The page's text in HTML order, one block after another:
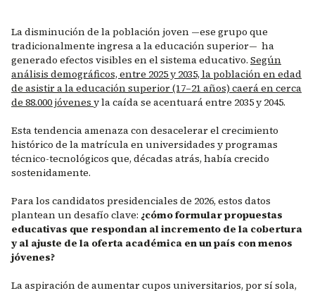
La disminución de la población joven —ese grupo que
tradicionalmente ingresa a la educación superior— ha
generado efectos visibles en el sistema educativo. Según
análisis demográficos, entre 2025 y 2035, la población en edad
de asistir a la educación superior (17–21 años) caerá en cerca
de 88.000 jóvenes y la caída se acentuará entre 2035 y 2045.
Esta tendencia amenaza con desacelerar el crecimiento
histórico de la matrícula en universidades y programas
técnico-tecnológicos que, décadas atrás, había crecido
sostenidamente.
Para los candidatos presidenciales de 2026, estos datos
plantean un desafío clave: ¿cómo formular propuestas
educativas que respondan al incremento de la cobertura
y al ajuste de la oferta académica en un país con menos
jóvenes?
La aspiración de aumentar cupos universitarios, por sí sola,